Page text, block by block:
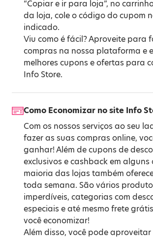
“Copiar e ir para loja”, no
da loja, cole o código do cupom
indicado.
Viu como é fácil? Aproveite para
compras na nossa plataforma e
melhores cupons e ofertas para
Info Store.
Como Economizar no site Info
Com os nossos serviços ao seu
fazer as suas compras online,
ganhar! Além de cupons de
exclusivos e cashback em alguns
maioria das lojas também
toda semana. São vários
imperdíveis, categorias com
especiais e até mesmo frete
você economizar!
Além disso, você pode